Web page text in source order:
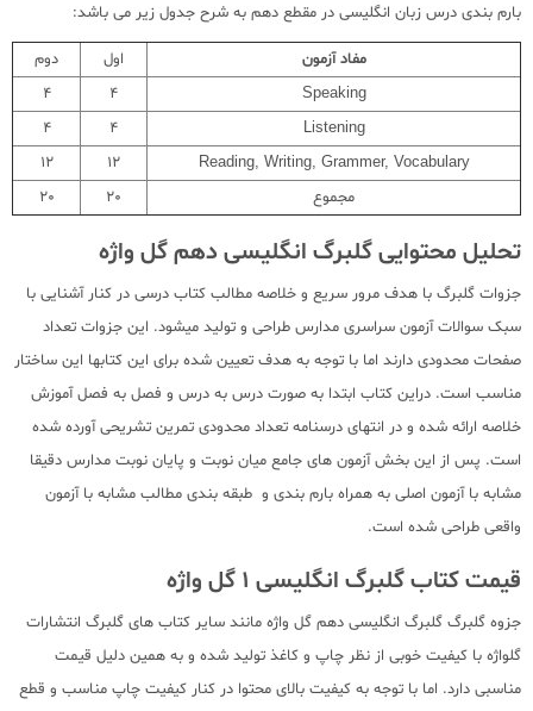
بارم بندی درس زبان انگلیسی در مقطع دهم به شرح جدول زیر می باشد:
مفاد آزمون اول
دوم
Speaking
4
4
Listening
4
4
Reading, Writing, Grammer, Vocabulary
12
12
مجموع
20
20
تحلیل محتوایی گلبرگ انگلیسی دهم گل واژه
جزوات گلبرگ با هدف مرور سریع و خلاصه مطالب کتاب درسی در کنار آشنایی با
سبک سوالات آزمون سراسری مدارس طراحی و تولید میشود. این جزوات تعداد
صفحات محدودی دارند اما با توجه به هدف تعیین شده برای این کتابها این ساختار
مناسب است. دراین کتاب ابتدا به صورت درس به درس و فصل به فصل آموزش
خلاصه ارائه شده و در انتهای درسنامه تعداد محدودی تمرین تشریحی آورده شده
است. پس از این بخش آزمون های جامع میان نوبت و پایان نوبت مدارس دقیقا
مشابه با آزمون اصلی به همراه بارم بندی و طبقه بندی مطالب مشابه با آزمون
واقعی طراحی شده است.
قیمت کتاب گلبرگ انگلیسی 1 گل واژه
جزوه گلبرگ گلبرگ انگلیسی دهم گل واژه مانند سایر کتاب های گلبرگ انتشارات
گلواژه با کیفیت خوبی از نظر چاپ و کاغذ تولید شده و به همین دلیل قیمت
مناسبی دارد. اما با توجه به کیفیت بالای محتوا در کنار کیفیت چاپ مناسب و قطع